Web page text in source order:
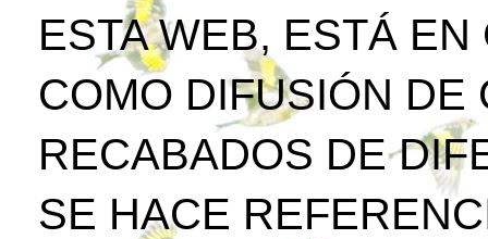
ESTA WEB, ESTÁ
COMO DIFUSIÓN DE
RECABADOS DE
SE HACE